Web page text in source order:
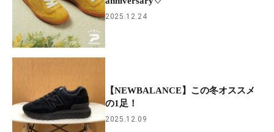
2025.12.24
【NEWBALANCE】この冬オススメ
の1足！
2025.12.09